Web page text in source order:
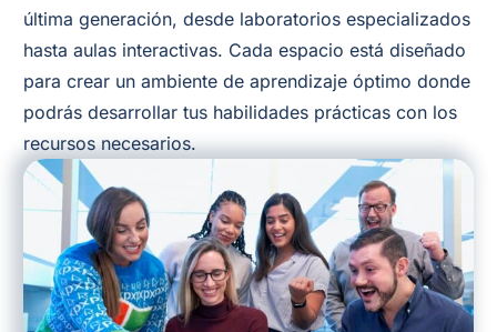
última generación, desde laboratorios especializados
hasta aulas interactivas. Cada espacio está diseñado
para crear un ambiente de aprendizaje óptimo donde
podrás desarrollar tus habilidades prácticas con los
recursos necesarios.